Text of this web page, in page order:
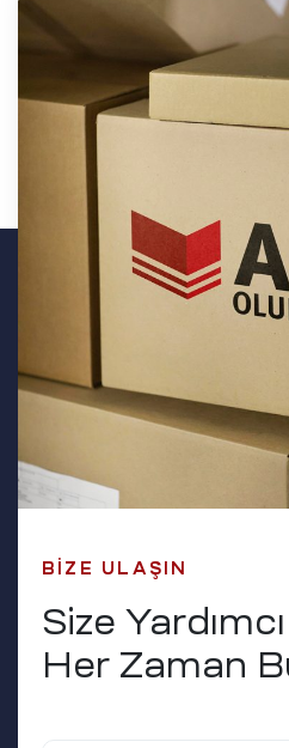
+
Ton /
Size
Her Zaman
BIZE ULAŞIN